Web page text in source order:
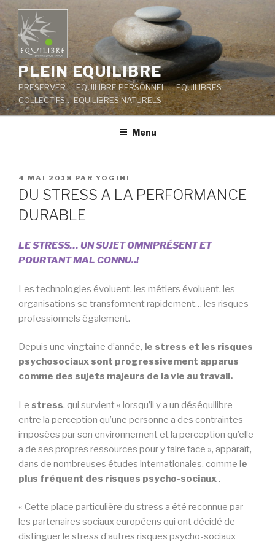
Aller
au
contenu
principal
PLEIN EQUILIBRE
PRESERVER … EQUILIBRE PERSONNEL … EQUILIBRES
COLLECTIFS… EQUILIBRES NATURELS
Menu
PUBLIÉ
LE
4 MAI 2018 PAR YOGINI
DU STRESS A LA PERFORMANCE
DURABLE
LE STRESS… UN SUJET OMNIPRÉSENT ET
POURTANT MAL CONNU..!
Les technologies évoluent, les métiers évoluent, les
organisations se transforment rapidement… les risques
professionnels également.
Depuis une vingtaine d’année, le stress et les risques
psychosociaux sont progressivement apparus
comme des sujets majeurs de la vie au travail.
Le stress, qui survient « lorsqu’il y a un déséquilibre
entre la perception qu’une personne a des contraintes
imposées par son environnement et la perception qu’elle
a de ses propres ressources pour y faire face », apparaît,
dans de nombreuses études internationales, comme le
plus fréquent des risques psycho-sociaux.
« Cette place particulière du stress a été reconnue par
les partenaires sociaux européens qui ont décidé de
distinguer le stress d’autres risques psycho-sociaux